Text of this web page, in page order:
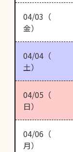
04/03（
金）
04/04（
土）
04/05（
日）
04/06（
月）